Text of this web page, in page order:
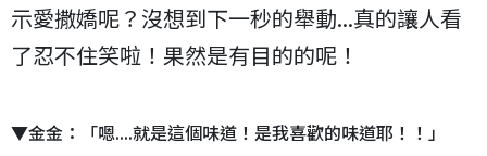
示愛撒嬌呢？沒想到下一秒的舉動...真的讓人看
了忍不住笑啦！果然是有目的的呢！
▼金金：「嗯....就是這個味道！是我喜歡的味道耶！！」